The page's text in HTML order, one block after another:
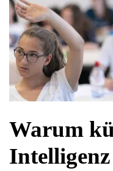
Warum